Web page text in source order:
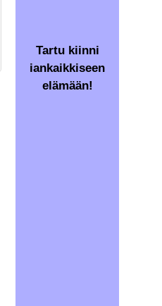
Tartu kiinni
iankaikkiseen
elämään!